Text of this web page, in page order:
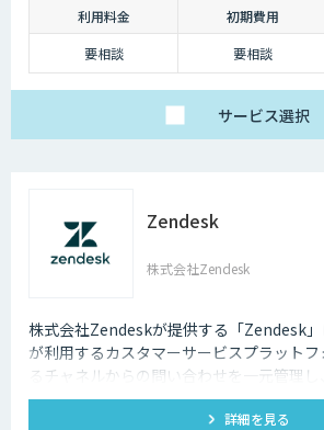
利用料金 初期費用
要相談
要相談
サービス選択
Zendesk
株式会社Zendesk
株式会社Zendeskが提供する「Zendesk
が利用するカスタマーサービスプラット
るチャネルからの問い合わせを一元管理
一貫性のある優れた顧客体験を実現できま
詳細を見る